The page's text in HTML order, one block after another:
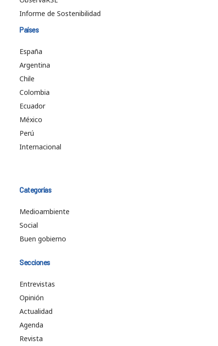
Informe de Sostenibilidad
Países
España
Argentina
Chile
Colombia
Ecuador
México
Perú
Internacional
Categorías
Medioambiente
Social
Buen gobierno
Secciones
Entrevistas
Opinión
Actualidad
Agenda
Revista